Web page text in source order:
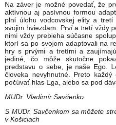
Na záver je možné povedať, že
aktívnou aj pasívnou formou
plní úlohu vodcovskej elity a
svojim hviezdam. Prví a tretí vždy
nimi vždy prebieha súčasne
ktorí sa po svojom adaptovali na
hry s prvými a tretími a
jediné, čo môže skutočne
predstavu o sebe, je naše Ego.
človeka nevyhnutné. Preto
počúvať hlas Ega, alebo sa pod
MUDr. Vladimír Savčenko
S MUDr. Savčenkom sa môžete
v Košiciach